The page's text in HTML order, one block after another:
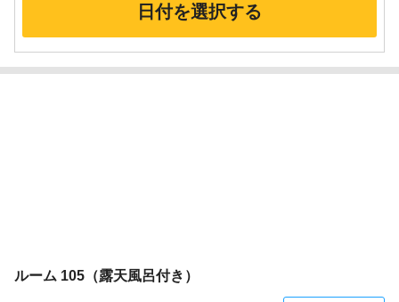
日付を選択する
ルーム 105（露天風呂付き）